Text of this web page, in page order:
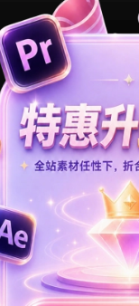
学习， 版权说明点此
0